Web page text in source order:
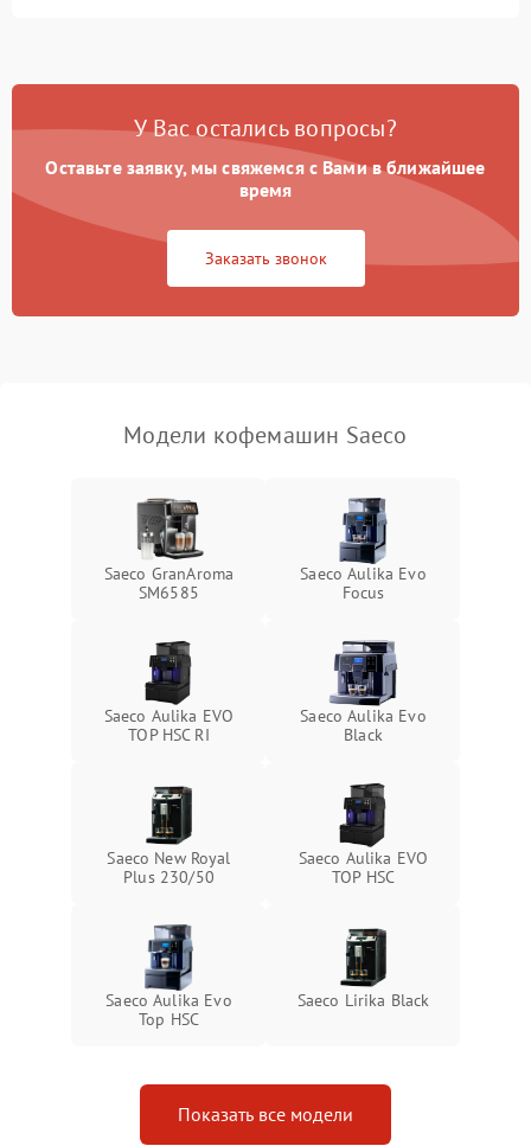
Постоянные сбои в работе 1500 ₽ Подробнее →
У Вас остались вопросы?
Оставьте заявку, мы свяжемся с Вами в ближайшее
время
Заказать звонок
Модели кофемашин Saeco
Saeco GranAroma
SM6585
Saeco Aulika Evo
Focus
Saeco Aulika EVO
TOP HSC RI
Saeco Aulika Evo
Black
Saeco New Royal
Plus 230/50
Saeco Aulika EVO
TOP HSC
Saeco Aulika Evo
Top HSC
Saeco Lirika Black
Показать все модели